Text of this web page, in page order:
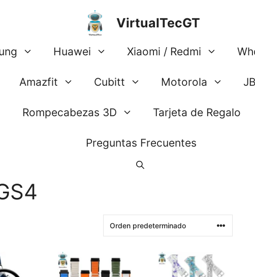
VirtualTecGT
Huawei Xiaomi / Redmi
Amazfit Cubitt Motorola
Rompecabezas 3D Tarjeta de Regalo
Preguntas Frecuentes
Este
producto
Este
producto